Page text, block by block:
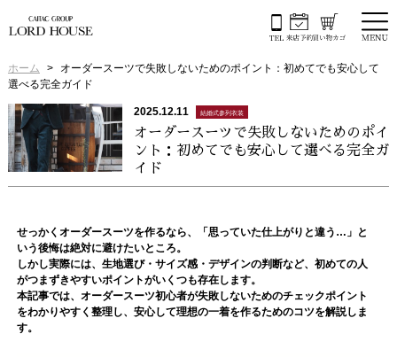
ホーム
オーダースーツで失敗しないためのポイント：初めてでも安心して
選べる完全ガイド
2025.12.11 結婚式参列衣装
オーダースーツで失敗しないためのポイ
ント：初めてでも安心して選べる完全ガ
イド
せっかくオーダースーツを作るなら、「思っていた仕上がりと違う…」と
いう後悔は絶対に避けたいところ。
しかし実際には、生地選び・サイズ感・デザインの判断など、初めての人
がつまずきやすいポイントがいくつも存在します。
本記事では、オーダースーツ初心者が失敗しないためのチェックポイント
をわかりやすく整理し、安心して理想の一着を作るためのコツを解説しま
す。